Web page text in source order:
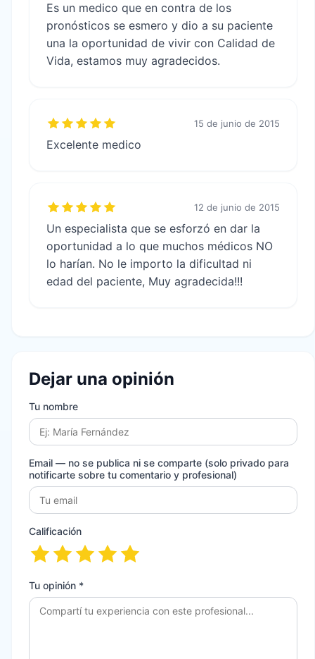
Es un medico que en contra de los
pronósticos se esmero y dio a su paciente
una la oportunidad de vivir con Calidad de
Vida, estamos muy agradecidos.
15 de junio de 2015
Excelente medico
12 de junio de 2015
Un especialista que se esforzó en dar la
oportunidad a lo que muchos médicos NO
lo harían. No le importo la dificultad ni
edad del paciente, Muy agradecida!!!
Dejar una opinión
Tu nombre
Email — no se publica ni se comparte (solo privado para
notificarte sobre tu comentario y profesional)
Calificación
Tu opinión *